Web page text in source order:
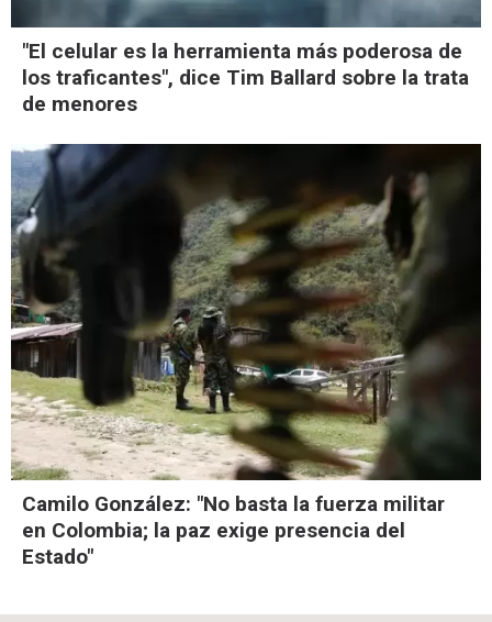
"El celular es la herramienta más poderosa de
los traficantes", dice Tim Ballard sobre la trata
de menores
Camilo González: "No basta la fuerza militar
en Colombia; la paz exige presencia del
Estado"